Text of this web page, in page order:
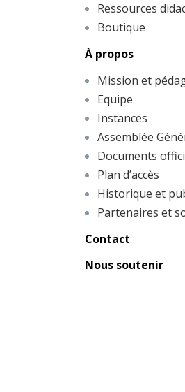
Ressources
Boutique
À propos
Mission et
Equipe
Instances
Assemblée
Documents
Plan d’accès
Historique et
Partenaires et
Contact
Nous soutenir